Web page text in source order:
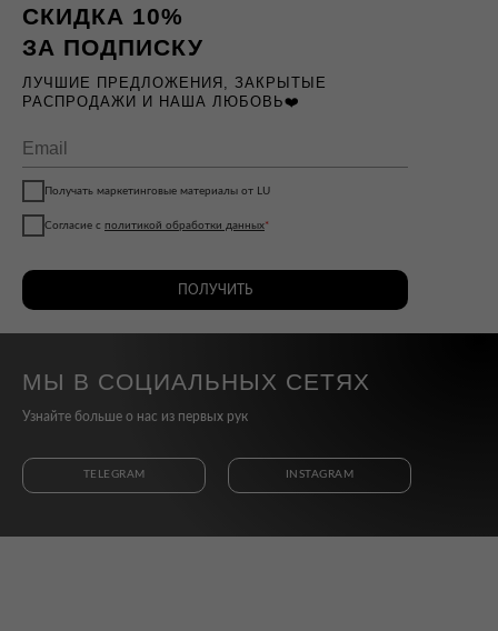
СКИДКА 10%
ЗА ПОДПИСКУ
Получать маркетинговые материалы от LU
Согласие с политикой обработки данных*
ПОЛУЧИТЬ
МЫ В СОЦИАЛЬНЫХ СЕТЯХ
Узнайте больше о нас из первых рук
TELEGRAM INSTAGRAM
ЛУЧШИЕ ПРЕДЛОЖЕНИЯ, ЗАКРЫТЫЕ
РАСПРОДАЖИ И НАША ЛЮБОВЬ❤️